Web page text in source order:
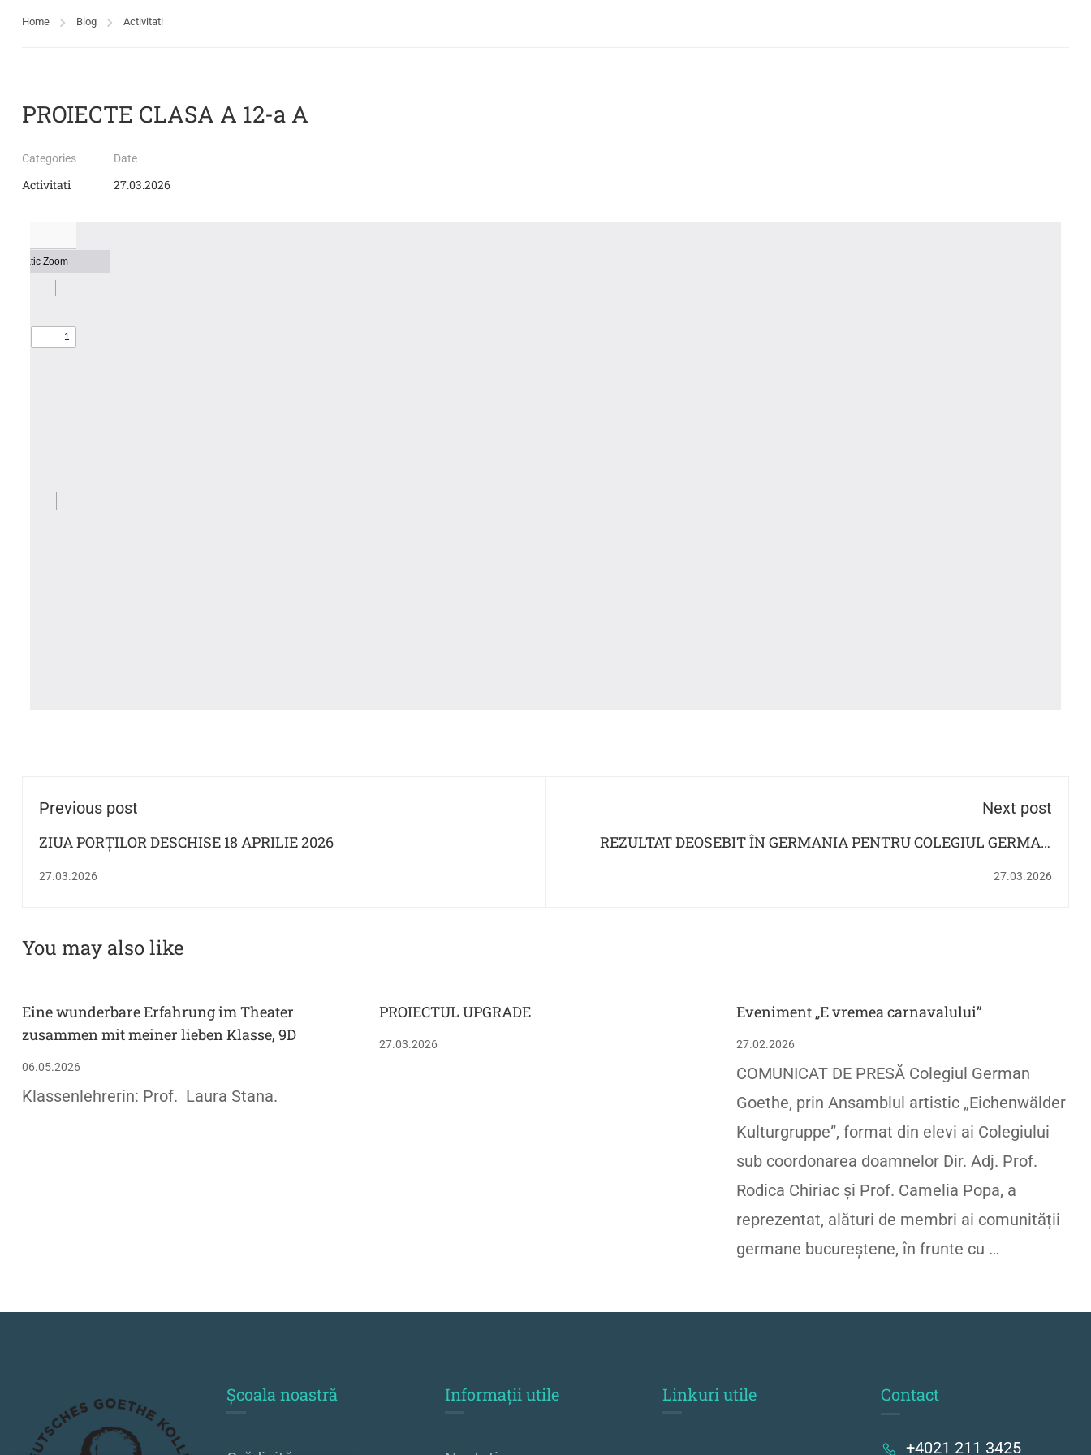
Home Blog Activitati
PROIECTE CLASA A 12-a A
Categories
Activitati
Date
27.03.2026
Previous post
ZIUA PORȚILOR DESCHISE 18 APRILIE 2026
27.03.2026
Next post
REZULTAT DEOSEBIT ÎN GERMANIA PENTRU COLEGIUL GERMAN
27.03.2026
You may also like
Eine wunderbare Erfahrung im Theater
zusammen mit meiner lieben Klasse, 9D
06.05.2026
Klassenlehrerin: Prof. Laura Stana.
PROIECTUL UPGRADE
27.03.2026
Eveniment „E vremea carnavalului”
27.02.2026
COMUNICAT DE PRESĂ Colegiul German
Goethe, prin Ansamblul artistic „Eichenwälder
Kulturgruppe”, format din elevi ai Colegiului
sub coordonarea doamnelor Dir. Adj. Prof.
Rodica Chiriac și Prof. Camelia Popa, a
reprezentat, alături de membri ai comunității
germane bucureștene, în frunte cu …
Școala noastră Informații utile Linkuri utile Contact
+4021 211 3425